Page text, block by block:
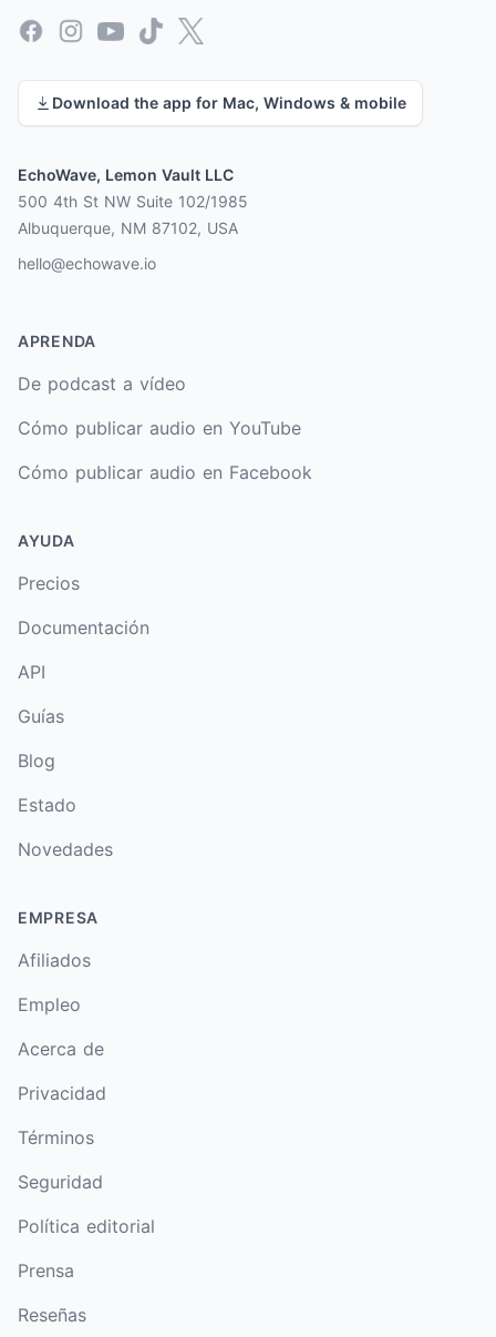
Facebook
InstagramYouTubeTikTok
X
Download the app for Mac, Windows & mobile
EchoWave, Lemon Vault LLC
500 4th St NW Suite 102/1985
Albuquerque, NM 87102, USA
hello@echowave.io
APRENDA
De podcast a vídeo
Cómo publicar audio en YouTube
Cómo publicar audio en Facebook
AYUDA
Precios
Documentación
API
Guías
Blog
Estado
Novedades
EMPRESA
Afiliados
Empleo
Acerca de
Privacidad
Términos
Seguridad
Política editorial
Prensa
Reseñas